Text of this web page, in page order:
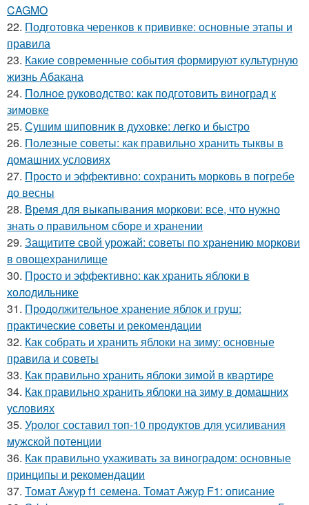
CAGMO
22. Подготовка черенков к прививке: основные этапы и
правила
23. Какие современные события формируют культурную
жизнь Абакана
24. Полное руководство: как подготовить виноград к
зимовке
25. Сушим шиповник в духовке: легко и быстро
26. Полезные советы: как правильно хранить тыквы в
домашних условиях
27. Просто и эффективно: сохранить морковь в погребе
до весны
28. Время для выкапывания моркови: все, что нужно
знать о правильном сборе и хранении
29. Защитите свой урожай: советы по хранению моркови
в овощехранилище
30. Просто и эффективно: как хранить яблоки в
холодильнике
31. Продолжительное хранение яблок и груш:
практические советы и рекомендации
32. Как собрать и хранить яблоки на зиму: основные
правила и советы
33. Как правильно хранить яблоки зимой в квартире
34. Как правильно хранить яблоки на зиму в домашних
условиях
35. Уролог составил топ-10 продуктов для усиливания
мужской потенции
36. Как правильно ухаживать за виноградом: основные
принципы и рекомендации
37. Томат Ажур f1 семена. Томат Ажур F1: описание